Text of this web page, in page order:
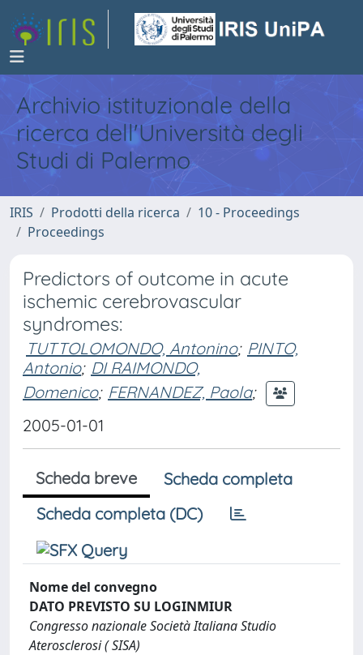
Archivio istituzionale della
ricerca dell'Università degli
Studi di Palermo
IRIS Prodotti della ricerca
10 - Proceedings
Proceedings
Predictors of outcome in acute
ischemic cerebrovascular
syndromes:
TUTTOLOMONDO, Antonino; PINTO,
Antonio; DI RAIMONDO,
Domenico; FERNANDEZ, Paola;
2005-01-01
Scheda breve
Scheda completa
Scheda completa (DC)
Nome del convegno
DATO PREVISTO SU LOGINMIUR
Congresso nazionale Società Italiana Studio
Aterosclerosi ( SISA)